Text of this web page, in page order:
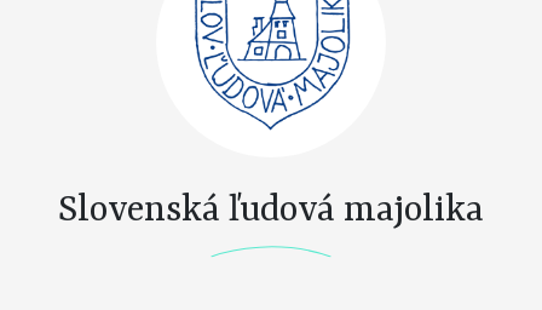
Slovenská ľudová majolika